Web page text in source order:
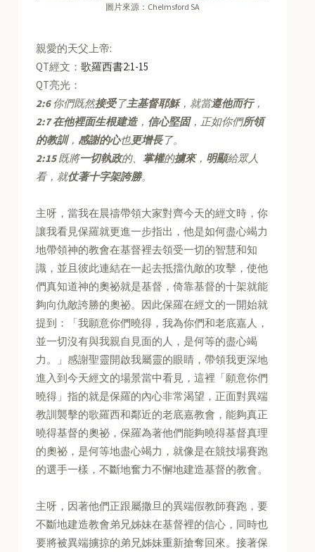
圖片來源：Chelmsford SA
親愛的天父上帝:
QT經文：歌羅西書2:1-15
QT亮光：
2:6你們既然接受了主基督耶穌，就當遵他而行，
2:7 在他裡面生根建造， 信心堅固，正如你們所領
的教訓， 感謝的心也更增長了。
2:15既將一切執政的、掌權的擄來， 明顯給眾人
看，就仗著十字架誇勝。
主呀，當我在晨禱帶領大家對齊今天的經文時，你
讓我看見保羅就更進一步指出，他是如何盡心竭力
地帶領神的教會在基督裡去領受一切的智慧和知
識，並且彼此連結在一起去抵擋仇敵的攻擊，使他
們真知道神的奧祕就是基督，倚靠基督的十架就能
夠向仇敵誇勝的奧祕。因此保羅在經文的一開始就
提到：「我願意你們曉得，我為你們和老底嘉人，
並一切沒有與我親自見面的人，是何等的盡心竭
力。」感謝聖靈開啟我屬靈的眼睛，帶領我更深地
進入到今天經文的場景當中看見，這裡「願意你們
曉得」指的就是保羅的內心非常渴望，正面對異端
教訓襲擊的歌羅西和鄰近的老底嘉教會，能夠真正
曉得基督的奧祕，保羅為著他們能夠曉得基督真理
的奧祕，是何等地盡心竭力，就像是在競技場賽跑
的選手一樣，不斷地奮力不懈地建造基督的教會。
主呀，因著他們正跟屬撒旦的異端假教師賽跑，要
不斷地建造教會弟兄姊妹在基督裡的信心，同時也
要將被異端擄掠的弟兄姊妹重新搶奪回來。接著保